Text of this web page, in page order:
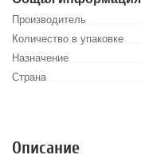
Производитель
Количество в упаковке
Назначение
Страна
Описание